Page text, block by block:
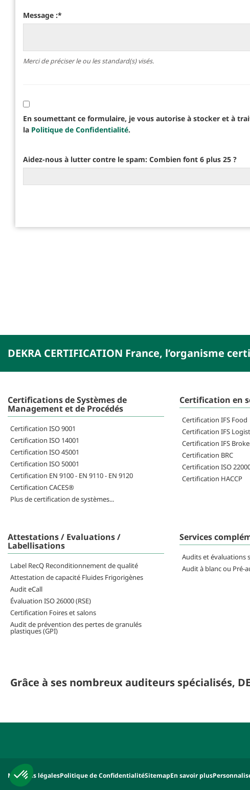
Message :*
Merci de préciser le ou les standard(s) visés.
En soumettant ce formulaire, je vous autorise à stocker et à
la Politique de Confidentialité.
Aidez-nous à lutter contre le spam: Combien font 6 plus 25 ?
DEKRA CERTIFICATION France, l’organisme
Certifications de Systèmes de
Management et de Procédés
Certification ISO 9001
Certification ISO 14001
Certification ISO 45001
Certification ISO 50001
Certification EN 9100 - EN 9110 - EN 9120
Certification CACES®
Plus de certification de systèmes...
Certification en
Certification IFS Food
Certification IFS
Certification IFS
Certification BRC
Certification ISO
Certification HACCP
Attestations / Evaluations /
Labellisations
Label RecQ Reconditionnement de qualité
Attestation de capacité Fluides Frigorigènes
Audit eCall
Évaluation ISO 26000 (RSE)
Certification Foires et salons
Audit de prévention des pertes de granulés
plastiques (GPI)
Services
Audits et évaluations
Audit à blanc ou Pré-
Grâce à ses nombreux auditeurs spécialisés,
Mentions légalesPolitique de ConfidentialitéSitemapEn savoir plus